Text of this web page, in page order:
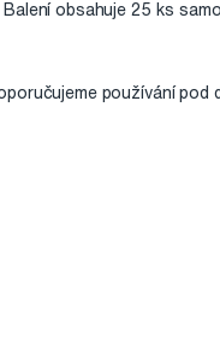
obsahuje 25 ks
používání